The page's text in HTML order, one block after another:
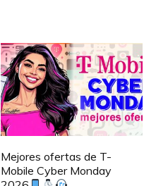
Mejores ofertas de T-
Mobile Cyber Monday